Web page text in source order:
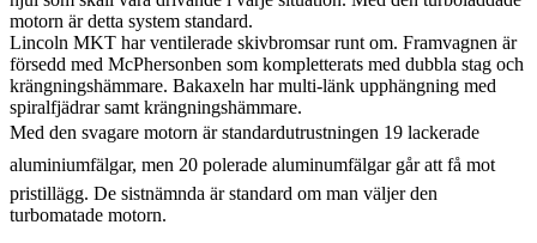
motorn är detta system standard.
Lincoln MKT har ventilerade skivbromsar runt om. Framvagnen är
försedd med McPhersonben som kompletterats med dubbla stag och
krängningshämmare. Bakaxeln har multi-länk upphängning med
spiralfjädrar samt krängningshämmare.
Med den svagare motorn är standardutrustningen 19 lackerade
aluminiumfälgar, men 20 polerade aluminumfälgar går att få mot
pristillägg. De sistnämnda är standard om man väljer den
turbomatade motorn.